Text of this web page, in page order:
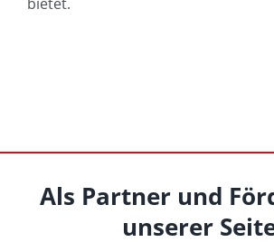
Als Partner und
unserer